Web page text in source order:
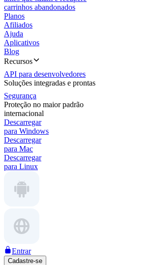
carrinhos abandonados
Planos
Afiliados
Ajuda
Aplicativos
Blog
Recursos
API para desenvolvedores
Soluções integradas e prontas
Segurança
Proteção no maior padrão
internacional
Descarregar
para Windows
Descarregar
para Mac
Descarregar
para Linux
Entrar
Cadastre-se